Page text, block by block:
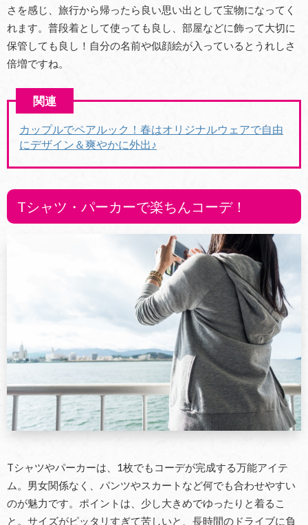
さを感じ、旅行から帰ったら良い思い出として宝物になってく
れます。普段着として使っても良し、部屋などに飾って大切に
保管しても良し！自分の名前や似顔絵が入っているとうれしさ
倍増ですね。
カップルでペアルック！春はオリジナルウェアで自由
にデザイン＆爽やかに外出♪
Tシャツ・パーカーで楽ちんコーデ！
Tシャツやパーカーは、1枚でもコーデが完成する万能アイテ
ム。男女関係なく、パンツやスカートなど何でも合わせやすい
のが魅力です。ポイントは、少し大きめでゆったりと着るこ
と。サイズがピッタリすぎて苦しいと、長時間のドライブに負